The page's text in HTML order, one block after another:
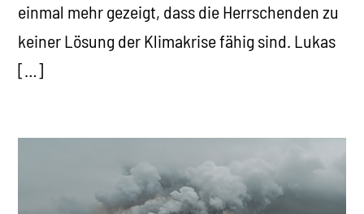
einmal mehr gezeigt, dass die Herrschenden zu
keiner Lösung der Klimakrise fähig sind. Lukas
[…]